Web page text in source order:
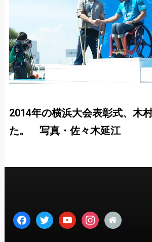
2014年の横浜大会表彰式、木
た。 写真・佐々木延江
facebooktwitter youtubeinstagram
home